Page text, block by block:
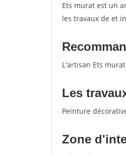
Ets murat est un
les travaux de et
L'artisan Ets
Les
Peinture
Zone